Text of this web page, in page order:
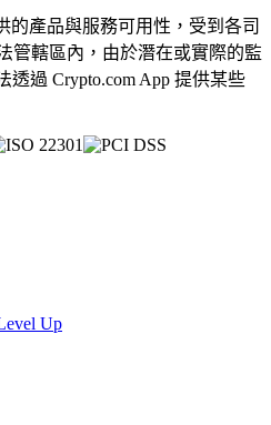
的產品與服務可用性，受到各司
管轄區內，由於潛在或實際的監
透過 Crypto.com App 提供某些
Up